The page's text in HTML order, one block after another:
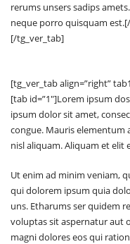
rerums unsers sadips
neque porro quisquam
[/tg_ver_tab]
[tg_ver_tab align=”right”
[tab id=”1″]Lorem ipsum
ipsum dolor sit amet,
congue. Mauris elementum
nisl aliquam. Aliquam et elit
Ut enim ad minim veniam,
qui dolorem ipsum quia
uns. Etharums ser quidem
voluptas sit aspernatur aut
magni dolores eos qui